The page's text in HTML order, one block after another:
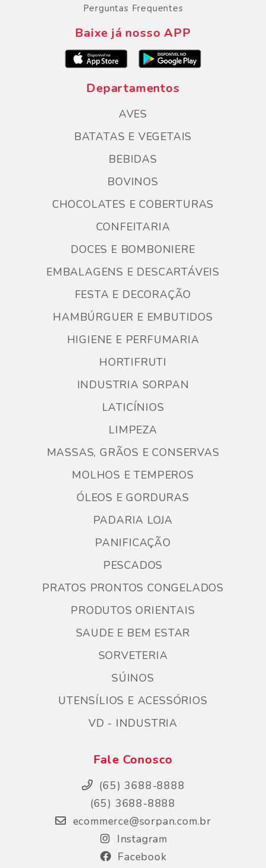
Perguntas Frequentes
Baixe já nosso APP
Departamentos
AVES
BATATAS E VEGETAIS
BEBIDAS
BOVINOS
CHOCOLATES E COBERTURAS
CONFEITARIA
DOCES E BOMBONIERE
EMBALAGENS E DESCARTÁVEIS
FESTA E DECORAÇÃO
HAMBÚRGUER E EMBUTIDOS
HIGIENE E PERFUMARIA
HORTIFRUTI
INDUSTRIA SORPAN
LATICÍNIOS
LIMPEZA
MASSAS, GRÃOS E CONSERVAS
MOLHOS E TEMPEROS
ÓLEOS E GORDURAS
PADARIA LOJA
PANIFICAÇÃO
PESCADOS
PRATOS PRONTOS CONGELADOS
PRODUTOS ORIENTAIS
SAUDE E BEM ESTAR
SORVETERIA
SÚINOS
UTENSÍLIOS E ACESSÓRIOS
VD - INDUSTRIA
Fale Conosco
(65) 3688-8888
(65) 3688-8888
ecommerce@sorpan.com.br
Instagram
Facebook